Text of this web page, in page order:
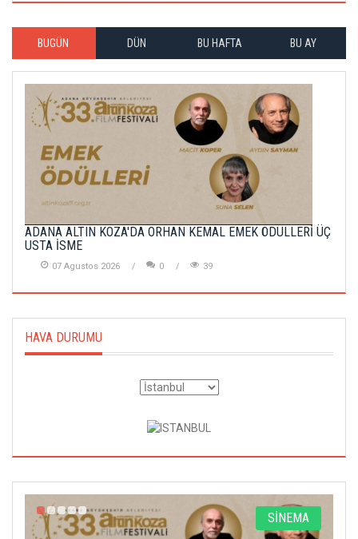
BUGÜN DÜN BU HAFTA BU AY
ADANA ALTIN KOZA'DA ORHAN KEMAL EMEK ÖDÜLLERİ ÜÇ
USTA İSME
07 Agustos 2026 0 39
HAVA DURUMU
SİNEMA